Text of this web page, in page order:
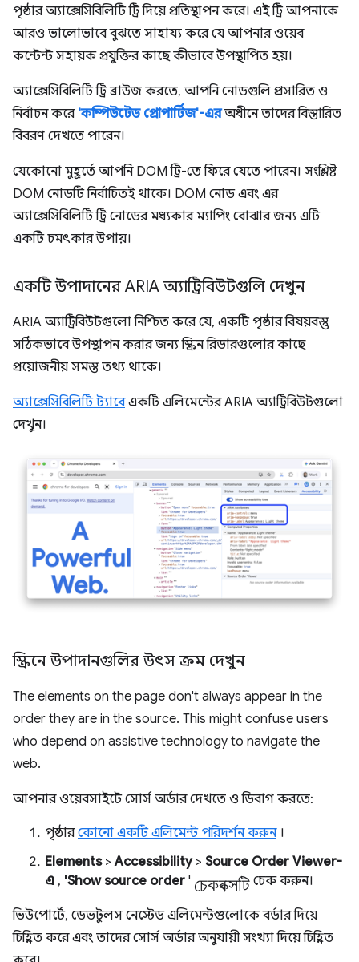
পৃষ্ঠার অ্যাক্সেসিবিলিটি ট্রি দিয়ে প্রতিস্থাপন করে। এই ট্রি আপনাকে
আরও ভালোভাবে বুঝতে সাহায্য করে যে আপনার ওয়েব
কন্টেন্ট সহায়ক প্রযুক্তির কাছে কীভাবে উপস্থাপিত হয়।
অ্যাক্সেসিবিলিটি ট্রি ব্রাউজ করতে, আপনি নোডগুলি প্রসারিত ও
নির্বাচন করে 'কম্পিউটেড প্রোপার্টিজ'-এরঅধীনে তাদের বিস্তারিত
বিবরণ দেখতে পারেন।
যেকোনো মুহূর্তে আপনি DOM ট্রি-তে ফিরে যেতে পারেন। সংশ্লিষ্ট
DOM নোডটি নির্বাচিতই থাকে। DOM নোড এবং এর
অ্যাক্সেসিবিলিটি ট্রি নোডের মধ্যকার ম্যাপিং বোঝার জন্য এটি
একটি চমৎকার উপায়।
একটি উপাদানের ARIA অ্যাট্রিবিউটগুলি দেখুন
ARIA অ্যাট্রিবিউটগুলো নিশ্চিত করে যে, একটি পৃষ্ঠার বিষয়বস্তু
সঠিকভাবে উপস্থাপন করার জন্য স্ক্রিন রিডারগুলোর কাছে
প্রয়োজনীয় সমস্ত তথ্য থাকে।
অ্যাক্সেসিবিলিটি ট্যাবেএকটি এলিমেন্টের ARIA অ্যাট্রিবিউটগুলো
দেখুন।
স্ক্রিনে উপাদানগুলির উৎস ক্রম দেখুন
The elements on the page don't always appear in the
order they are in the source. This might confuse users
who depend on assistive technology to navigate the
web.
আপনার ওয়েবসাইটে সোর্স অর্ডার দেখতে ও ডিবাগ করতে:
পৃষ্ঠারকোনো একটি এলিমেন্ট পরিদর্শন করুন।
Elements>Accessibility> Source Order Viewer-
এ , 'Show source order ' চেকবক্সটি চেক করুন।
ভিউপোর্টে, ডেভটুলস নেস্টেড এলিমেন্টগুলোকে বর্ডার দিয়ে
চিহ্নিত করে এবং তাদের সোর্স অর্ডার অনুযায়ী সংখ্যা দিয়ে চিহ্নিত